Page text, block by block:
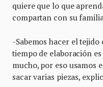
quiere que lo que
compartan con su
-Sabemos hacer el
tiempo de elaboración
mucho, por eso usamos
sacar varias piezas,